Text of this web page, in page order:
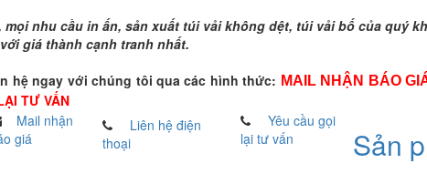
mọi nhu cầu in ấn, sản xuất túi vải không dệt, túi vải bố của quý
giá thành cạnh tranh nhất.
hệ ngay với chúng tôi qua các hình thức: MAIL NHẬN BÁO
TƯ VẤN
Mail nhận
giá
Liên hệ điện
thoại
Yêu cầu gọi
lại tư vấn
Sản